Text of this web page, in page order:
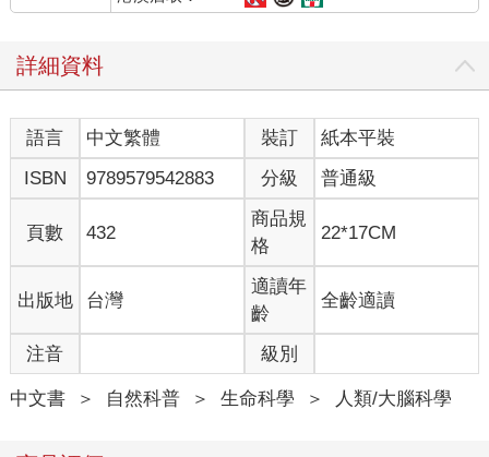
詳細資料
語言 中文繁體 裝訂
紙本平裝
ISBN
9789579542883 分級 普通級
頁數 432
商品規
格
22*17CM
出版地 台灣
適讀年
齡
全齡適讀
注音 級別
中文書 ＞ 自然科普 ＞ 生命科學 ＞ 人類/大腦科學